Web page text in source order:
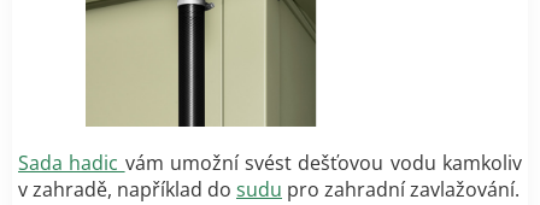
Sada hadic vám umožní svést dešťovou vodu kamkoliv
v zahradě, například do sudu pro zahradní zavlažování.